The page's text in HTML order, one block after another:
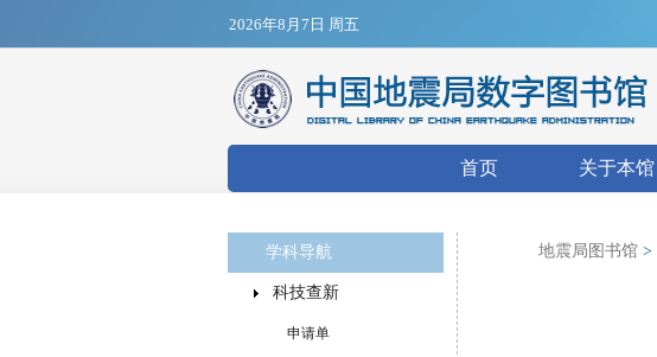
2026年8月7日 周五
搜索表单
首页 关于本馆
地震局图书馆 >
学科导航
科技查新
申请单